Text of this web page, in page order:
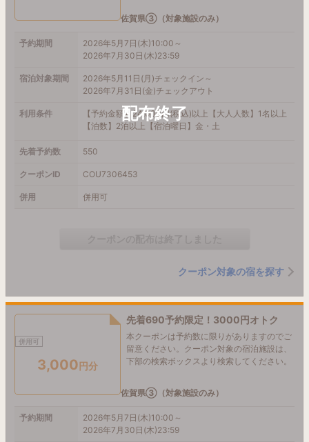
佐賀県③（対象施設のみ）
予約期間
2026年5月7日(木)10:00～
2026年7月30日(木)23:59
宿泊対象期間
2026年5月11日(月)チェックイン～
2026年7月31日(金)チェックアウト
利用条件
【予約金額】24,000円(税込)以上【大人人数】1名以上
【泊数】2泊以上【宿泊曜日】金・土
先着予約数 550
クーポンID COU7306453
併用 併用可
クーポン対象の宿を探す
併用可
3,000円分
先着690予約限定！3000円オトク
本クーポンは予約数に限りがありますのでご
留意ください。クーポン対象の宿泊施設は、
下部の検索ボックスより検索してください。
佐賀県③（対象施設のみ）
予約期間
2026年5月7日(木)10:00～
2026年7月30日(木)23:59